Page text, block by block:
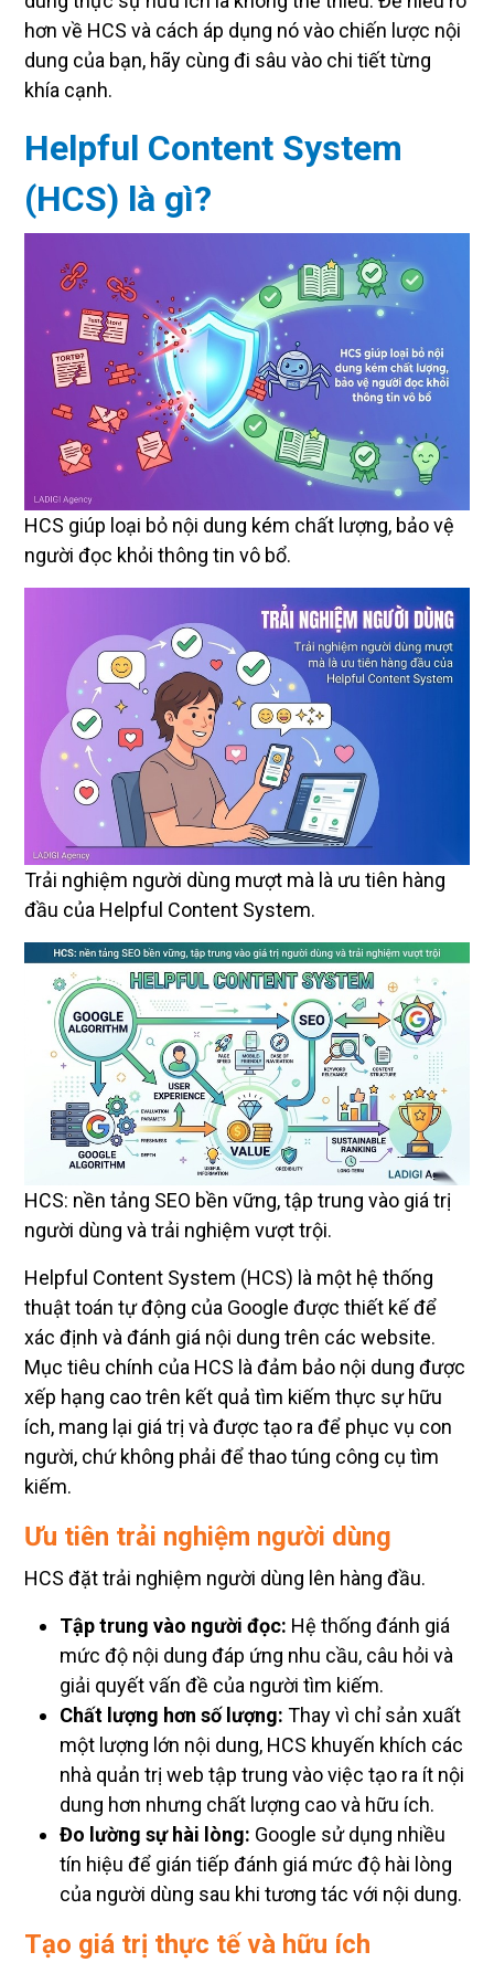
hơn về HCS và cách áp dụng nó vào chiến lược nội
dung của bạn, hãy cùng đi sâu vào chi tiết từng
khía cạnh.
Helpful Content System
(HCS) là gì?
HCS giúp loại bỏ nội dung kém chất lượng, bảo vệ
người đọc khỏi thông tin vô bổ.
Trải nghiệm người dùng mượt mà là ưu tiên hàng
đầu của Helpful Content System.
HCS: nền tảng SEO bền vững, tập trung vào giá trị
người dùng và trải nghiệm vượt trội.
Helpful Content System (HCS) là một hệ thống
thuật toán tự động của Google được thiết kế để
xác định và đánh giá nội dung trên các website.
Mục tiêu chính của HCS là đảm bảo nội dung được
xếp hạng cao trên kết quả tìm kiếm thực sự hữu
ích, mang lại giá trị và được tạo ra để phục vụ con
người, chứ không phải để thao túng công cụ tìm
kiếm.
Ưu tiên trải nghiệm người dùng
HCS đặt trải nghiệm người dùng lên hàng đầu.
Tập trung vào người đọc: Hệ thống đánh giá
mức độ nội dung đáp ứng nhu cầu, câu hỏi và
giải quyết vấn đề của người tìm kiếm.
Chất lượng hơn số lượng: Thay vì chỉ sản xuất
một lượng lớn nội dung, HCS khuyến khích các
nhà quản trị web tập trung vào việc tạo ra ít nội
dung hơn nhưng chất lượng cao và hữu ích.
Đo lường sự hài lòng: Google sử dụng nhiều
tín hiệu để gián tiếp đánh giá mức độ hài lòng
của người dùng sau khi tương tác với nội dung.
Tạo giá trị thực tế và hữu ích